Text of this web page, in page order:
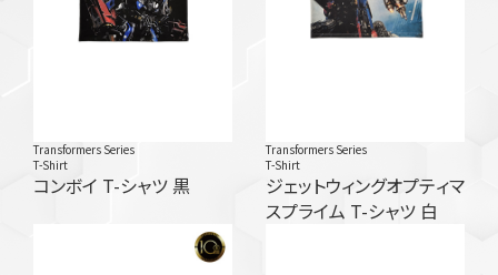
Transformers Series
T-Shirt
コンボイ T-シャツ 黒
Transformers Series
T-Shirt
ジェットウィングオプティマ
スプライム T-シャツ 白